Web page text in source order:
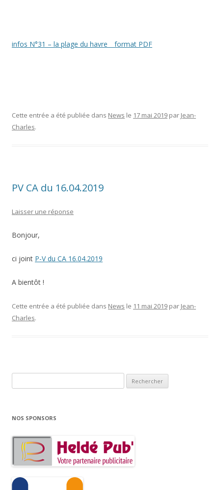
infos N°31 – la plage du havre _ format PDF
Cette entrée a été publiée dans News le 17 mai 2019 par Jean-
Charles.
PV CA du 16.04.2019
Laisser une réponse
Bonjour,
ci joint P-V du CA 16.04.2019
A bientôt !
Cette entrée a été publiée dans News le 11 mai 2019 par Jean-
Charles.
e
h
r
r
NOS SPONSORS